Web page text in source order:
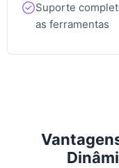
República Checa
Suporte
as ferramentas